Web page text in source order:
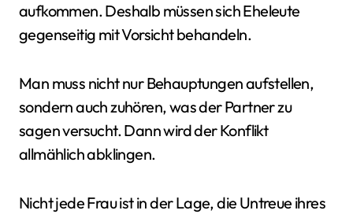
aufkommen. Deshalb müssen sich Eheleute
gegenseitig mit Vorsicht behandeln.
Man muss nicht nur Behauptungen aufstellen,
sondern auch zuhören, was der Partner zu
sagen versucht. Dann wird der Konflikt
allmählich abklingen.
Nicht jede Frau ist in der Lage, die Untreue ihres